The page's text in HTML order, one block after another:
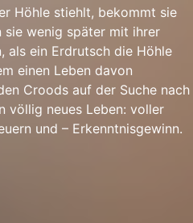
Höhle stiehlt, bekommt sie
sie wenig später mit ihrer
als ein Erdrutsch die Höhle
einen Leben davon
Croods auf der Suche nach
völlig neues Leben: voller
und – Erkenntnisgewinn.